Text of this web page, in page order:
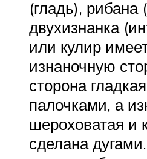
(гладь), рибана
двухизнанка
или кулир
изнаночную
сторона
палочками, а
шероховатая и
сделана